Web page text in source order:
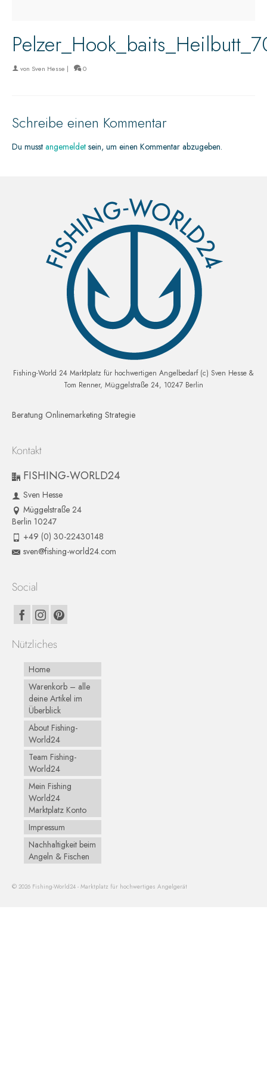
von Sven Hesse | 0
Schreibe einen Kommentar
Du musst angemeldet sein, um einen Kommentar abzugeben.
Fishing-World 24 Marktplatz für hochwertigen Angelbedarf (c) Sven Hesse &
Tom Renner, Müggelstraße 24, 10247 Berlin
Beratung Onlinemarketing Strategie
Kontakt
FISHING-WORLD24
Sven Hesse
Müggelstraße 24
Berlin 10247
+49 (0) 30-22430148
sven@fishing-world24.com
Social
Nützliches
Home
Warenkorb – alle
deine Artikel im
Überblick
About Fishing-
World24
Team Fishing-
World24
Mein Fishing
World24
Marktplatz Konto
Impressum
Nachhaltigkeit beim
Angeln & Fischen
© 2026 Fishing-World24 - Marktplatz für hochwertiges Angelgerät